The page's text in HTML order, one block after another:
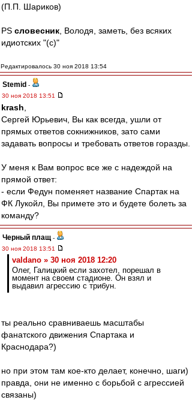
(П.П. Шариков)
PS словесник , Володя, заметь, без всяких
идиотских "(с)"
Редактировалось 30 ноя 2018 13:54
Stemid -
30 ноя 2018 13:51
krash
Сергей Юрьевич, Вы как всегда, ушли от
прямых ответов сокнижников, зато сами
задавать вопросы и требовать ответов горазды.
У меня к Вам вопрос все же с надеждой на
прямой ответ:
- если Федун поменяет название Спартак на
ФК Лукойл, Вы примете это и будете болеть за
команду?
Черный плащ -
30 ноя 2018 13:51
valdano » 30 ноя 2018 12:20
Олег, Галицкий если захотел, порешал в
момент на своем стадионе. Он взял и
выдавил агрессию с трибун.
ты реально сравниваешь масштабы
фанатского движения Спартака и
Краснодара?)
но при этом там кое-кто делает, конечно, шаги)
правда, они не именно с борьбой с агрессией
связаны)